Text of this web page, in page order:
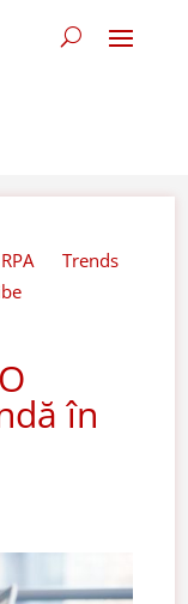
RPA
Trends
în